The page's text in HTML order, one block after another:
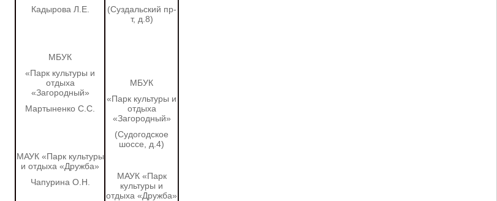
Кадырова Л.Е.
МБУК
«Парк культуры и
отдыха
«Загородный»
Мартыненко С.С.
МАУК «Парк культуры
и отдыха «Дружба»
Чапурина О.Н.
(Суздальский пр-
т, д.8)
МБУК
«Парк культуры и
отдыха
«Загородный»
(Судогодское
шоссе, д.4)
МАУК «Парк
культуры и
отдыха «Дружба»